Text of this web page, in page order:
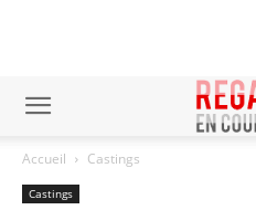
Accueil Castings
Castings